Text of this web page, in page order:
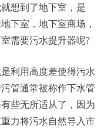
想到了地下室，是
下室，地下室商场，
需要污水提升器呢?
利用高度差使得污水
管通常被称作下水管
些无所适从了，因为
力将污水自然导入市